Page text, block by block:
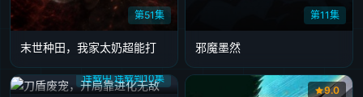
第51集
末世种田，我家太奶超能打
第11集
邪魔墨然
连载中 连载到10集
9.0